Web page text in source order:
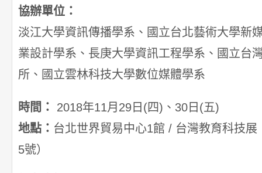
協辦單位：
淡江大學資訊傳播學系、國立台北藝術大學新
業設計學系、長庚大學資訊工程學系、國立台
所、國立雲林科技大學數位媒體學系
時間：
2018年11月29日(四)、30日(五)
地點： 台北世界貿易中心1館 / 台灣教育科技
5號）